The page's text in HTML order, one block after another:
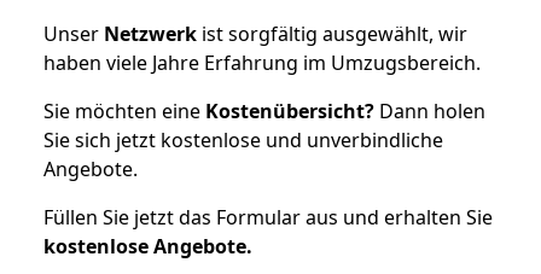
Unser Netzwerk ist sorgfältig ausgewählt, wir
haben viele Jahre Erfahrung im Umzugsbereich.
Sie möchten eine Kostenübersicht? Dann holen
Sie sich jetzt kostenlose und unverbindliche
Angebote.
Füllen Sie jetzt das Formular aus und erhalten Sie
kostenloseAngebote.